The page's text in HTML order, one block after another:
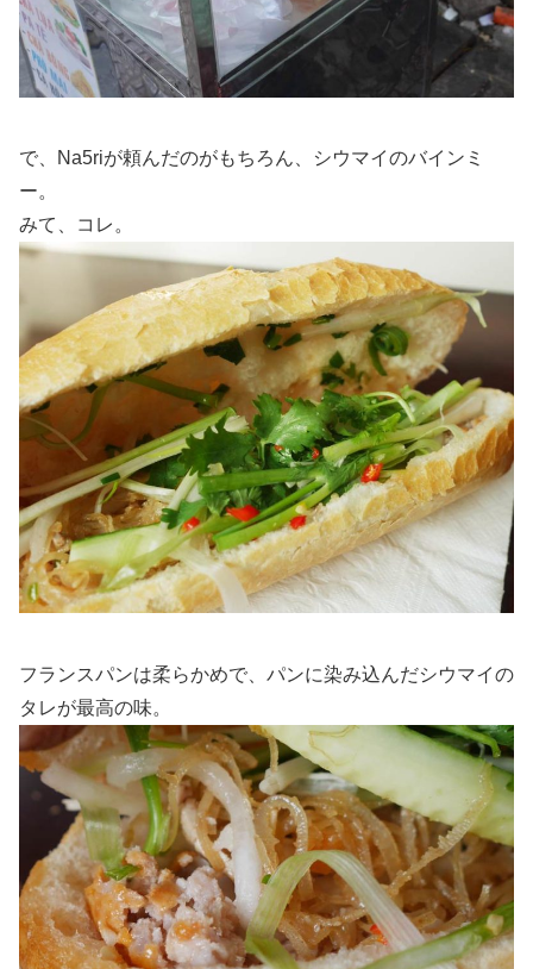
で、Na5riが頼んだのがもちろん、シウマイのバインミ
ー。
みて、コレ。
フランスパンは柔らかめで、パンに染み込んだシウマイの
タレが最高の味。